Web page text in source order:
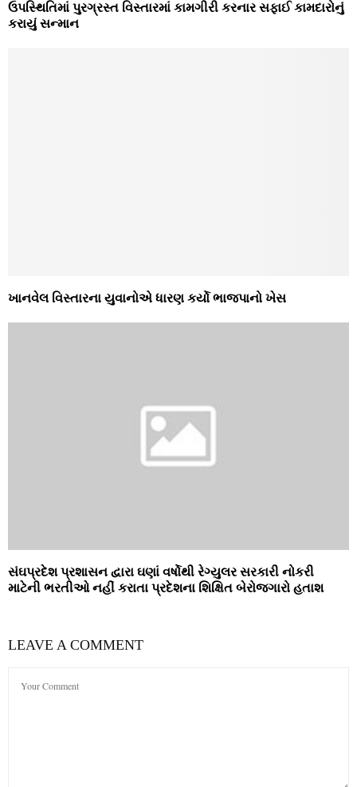
ઉપસ્‍થિતિમાં પુરગ્રસ્‍ત વિસ્‍તારમાં કામગીરી કરનાર સફાઈ કામદારોનું
કરાયું સન્‍માન
ખાનવેલ વિસ્‍તારના યુવાનોએ ધારણ કર્યો ભાજપાનો ખેસ
સંઘપ્રદેશ પ્રશાસન દ્વારા ઘણાં વર્ષોથી રેગ્‍યુલર સરકારી નોકરી
માટેની ભરતીઓ નહીં કરાતા પ્રદેશના શિક્ષિત બેરોજગારો હતાશ
LEAVE A COMMENT